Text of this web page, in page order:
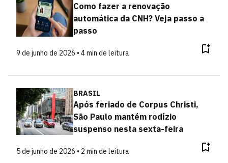
Como fazer a renovação
automática da CNH? Veja passo a
passo
9 de junho de 2026 • 4 min de leitura
BRASIL
Após feriado de Corpus Christi,
São Paulo mantém rodízio
suspenso nesta sexta-feira
5 de junho de 2026 • 2 min de leitura